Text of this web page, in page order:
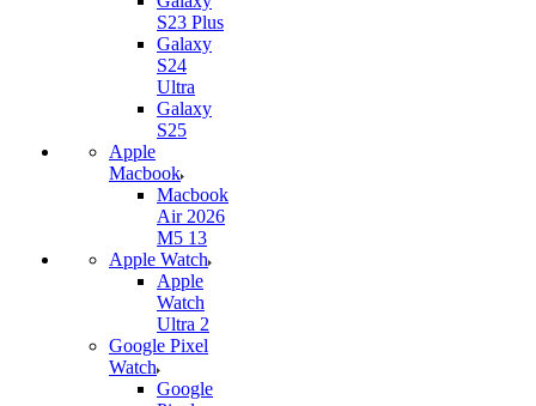
S23 Plus
Galaxy
S24
Ultra
Galaxy
S25
Apple
Macbook
Macbook
Air 2026
M5 13
Apple Watch
Apple
Watch
Ultra 2
Google Pixel
Watch
Google